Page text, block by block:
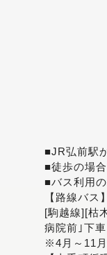
■JR弘前駅
■徒歩の場
■バス利用
【路線バス
[駒越線][枯
病院前｣下車
※4月～11